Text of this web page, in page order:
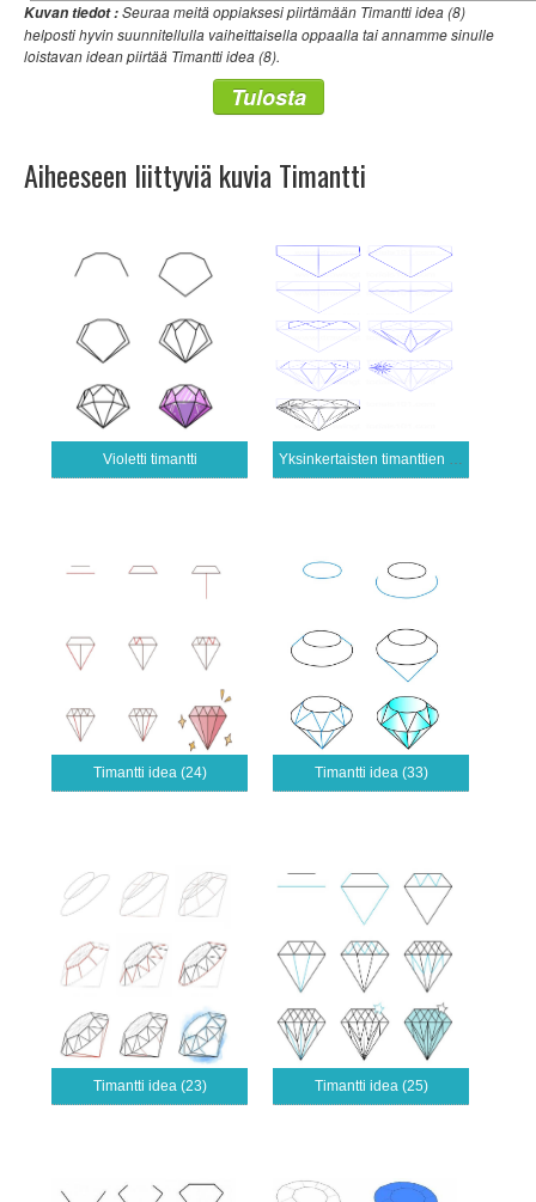
Kuvan tiedot :Seuraa meitä oppiaksesi piirtämään Timantti idea (8)
helposti hyvin suunnitellulla vaiheittaisella oppaalla tai annamme sinulle
loistavan idean piirtää Timantti idea (8).
Tulosta
Aiheeseen liittyviä kuvia Timantti
Violetti timantti Yksinkertaisten timanttien piirtäminen
Timantti idea (24) Timantti idea (33)
Timantti idea (23) Timantti idea (25)